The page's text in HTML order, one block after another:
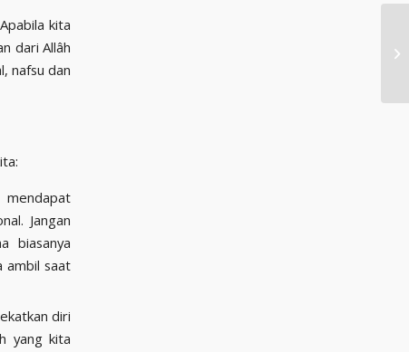
kita
dari Allâh
Jangan
biasanya
ambil saat
diri